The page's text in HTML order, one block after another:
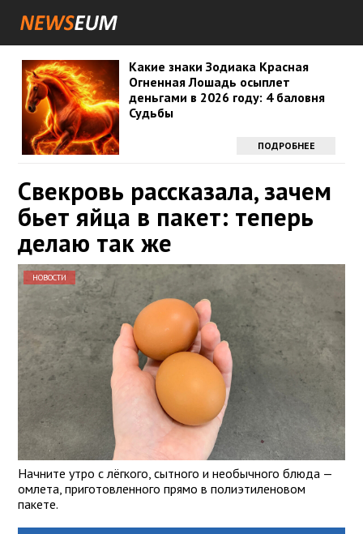
Какие знаки Зодиака Красная
Огненная Лошадь осыплет
деньгами в 2026 году: 4 баловня
Судьбы
ПОДРОБНЕЕ
Свекровь рассказала, зачем
бьет яйца в пакет: теперь
делаю так же
НОВОСТИ
Начните утро с лёгкого, сытного и необычного блюда —
омлета, приготовленного прямо в полиэтиленовом
пакете.